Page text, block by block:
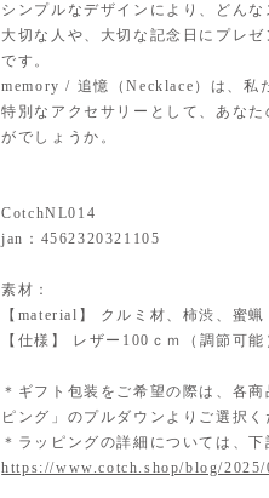
シンプルなデザインにより、どんな
大切な人や、大切な記念日にプレ
です。
memory / 追憶（Necklace）は、私
特別なアクセサリーとして、あな
がでしょうか。
CotchNL014
jan：4562320321105
素材：
【material】 クルミ材、柿渋、蜜
【仕様】 レザー100ｃｍ（調節可能
＊ギフト包装をご希望の際は、各
ピング」のプルダウンよりご選択く
＊ラッピングの詳細については、下
https://www.cotch.shop/blog/2025/